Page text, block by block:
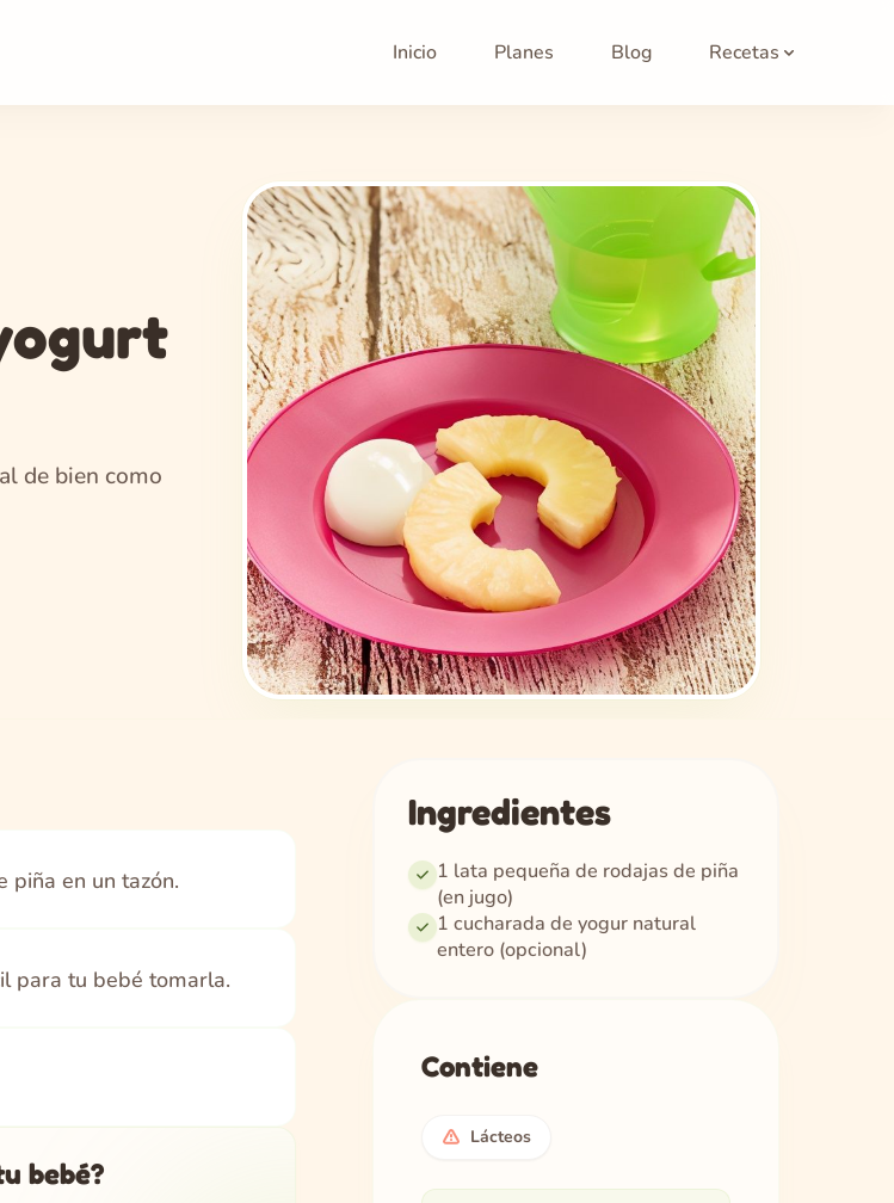
Inicio Planes Blog Recetas
de bien como
piña en un tazón.
para tu bebé tomarla.
bebé?
Ingredientes
1 lata pequeña de rodajas de piña
(en jugo)
1 cucharada de yogur natural
entero (opcional)
Contiene
Lácteos